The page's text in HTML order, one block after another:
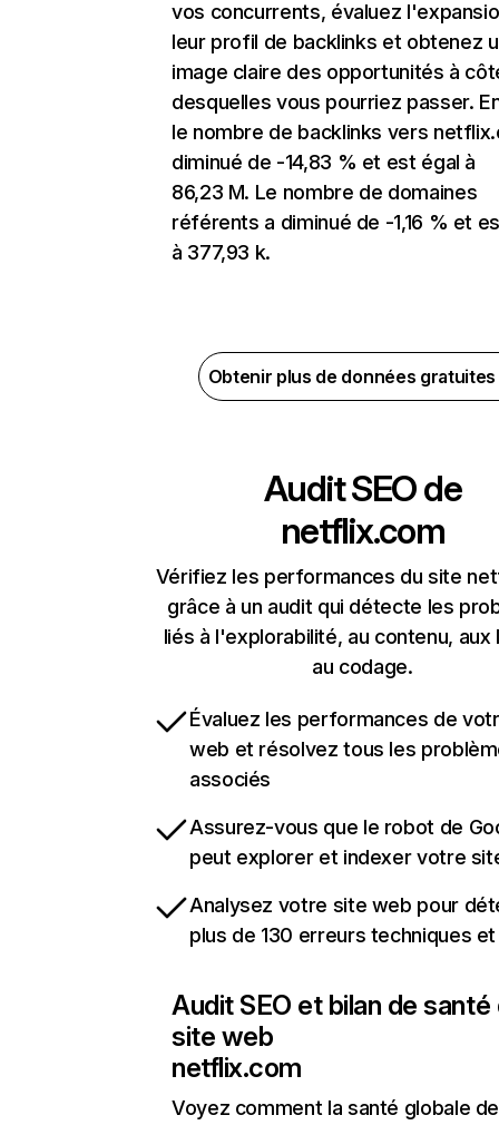
vos concurrents, évaluez
leur profil de backlinks et obtenez
image claire des opportunités à
desquelles vous pourriez passer.
le nombre de backlinks vers
diminué de -14,83 % et est égal à
86,23 M. Le nombre de domaines
référents a diminué de -1,16 % et
à 377,93 k.
Obtenir plus de données
Audit SEO de
netflix.com
Vérifiez les performances du site
grâce à un audit qui détecte les
liés à l'explorabilité, au contenu, aux
au codage.
Évaluez les performances de
web et résolvez tous les
associés
Assurez-vous que le robot de
peut explorer et indexer votre
Analysez votre site web pour
plus de 130 erreurs techniques et
Audit SEO et bilan de santé
site web
netflix.com
Voyez comment la santé globale